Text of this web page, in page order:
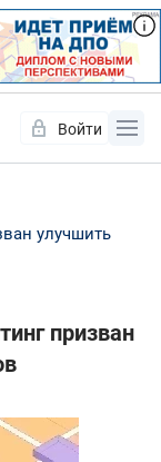
Войти
улучшить
призван